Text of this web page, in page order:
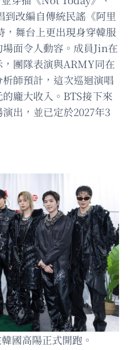
到改編自傳統民謠《阿里
舞台上更出現身穿韓服
面令人動容。成員Jin在
團隊表演與ARMY同在
師預計，這次巡迴演唱
龐大收入。BTS接下來
出，並已定於2027年3
國高陽正式開跑。